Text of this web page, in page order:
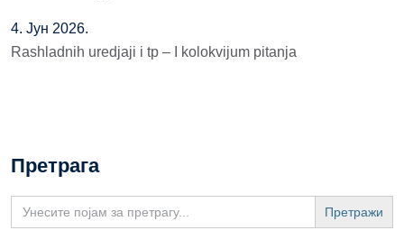
4. Јун 2026.
Rashladnih uredjaji i tp – I kolokvijum pitanja
Претрага
Search
for: